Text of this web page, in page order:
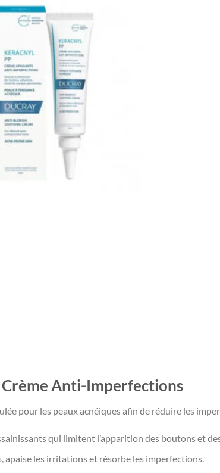
Anti-Imperfections
pour les peaux acnéiques afin de réduire les
qui limitent l’apparition des boutons et
apaise les irritations et résorbe les imperfections.